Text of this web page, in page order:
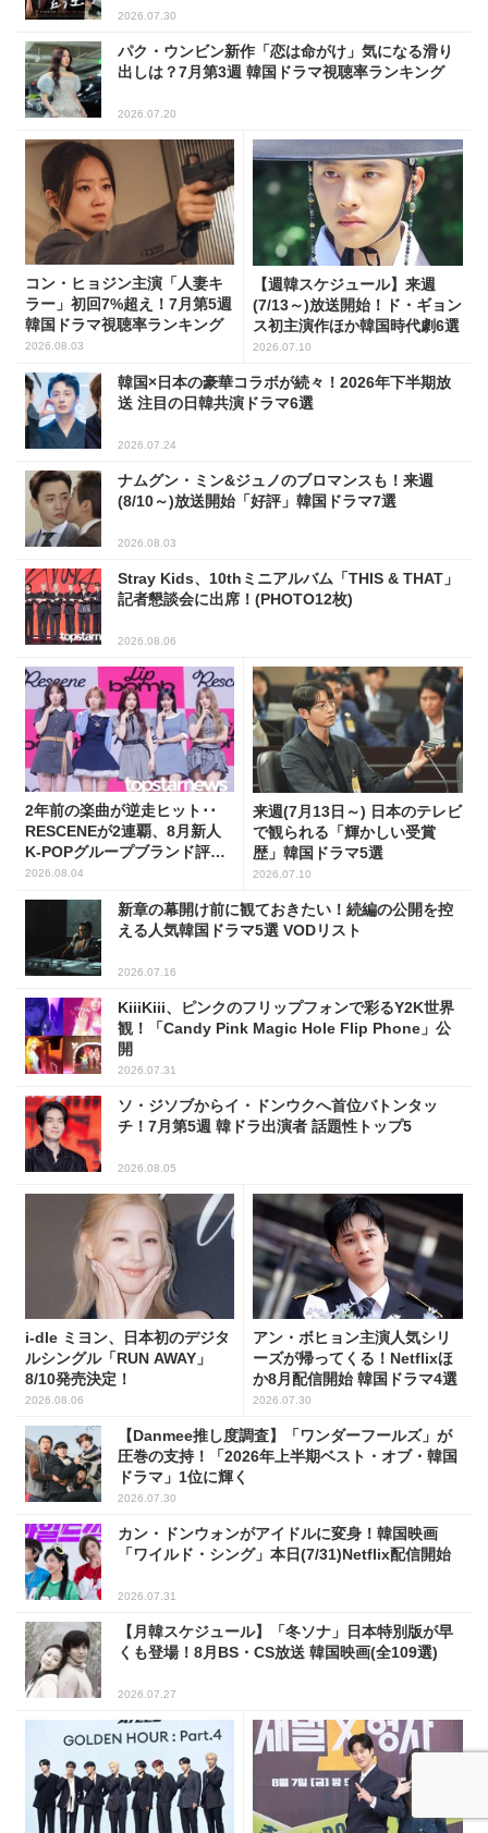
2026.07.30
パク・ウンビン新作「恋は命がけ」気になる滑り
出しは？7月第3週 韓国ドラマ視聴率ランキング
2026.07.20
コン・ヒョジン主演「人妻キ
ラー」初回7%超え！7月第5週
韓国ドラマ視聴率ランキング
2026.08.03
【週韓スケジュール】来週
(7/13～)放送開始！ド・ギョン
ス初主演作ほか韓国時代劇6選
2026.07.10
韓国×日本の豪華コラボが続々！2026年下半期放
送 注目の日韓共演ドラマ6選
2026.07.24
ナムグン・ミン&ジュノのブロマンスも！来週
(8/10～)放送開始「好評」韓国ドラマ7選
2026.08.03
Stray Kids、10thミニアルバム「THIS & THAT」
記者懇談会に出席！(PHOTO12枚)
2026.08.06
2年前の楽曲が逆走ヒット･･
RESCENEが2連覇、8月新人
K-POPグループブランド評判
トップ5
2026.08.04
来週(7月13日～) 日本のテレビ
で観られる「輝かしい受賞
歴」韓国ドラマ5選
2026.07.10
新章の幕開け前に観ておきたい！続編の公開を控
える人気韓国ドラマ5選 VODリスト
2026.07.16
KiiiKiii、ピンクのフリップフォンで彩るY2K世界
観！「Candy Pink Magic Hole Flip Phone」公
開
2026.07.31
ソ・ジソブからイ・ドンウクへ首位バトンタッ
チ！7月第5週 韓ドラ出演者 話題性トップ5
2026.08.05
i-dle ミヨン、日本初のデジタ
ルシングル「RUN AWAY」
8/10発売決定！
2026.08.06
アン・ボヒョン主演人気シリ
ーズが帰ってくる！Netflixほ
か8月配信開始 韓国ドラマ4選
2026.07.30
【Danmee推し度調査】「ワンダーフールズ」が
圧巻の支持！「2026年上半期ベスト・オブ・韓国
ドラマ」1位に輝く
2026.07.30
カン・ドンウォンがアイドルに変身！韓国映画
「ワイルド・シング」本日(7/31)Netflix配信開始
2026.07.31
【月韓スケジュール】「冬ソナ」日本特別版が早
くも登場！8月BS・CS放送 韓国映画(全109選)
2026.07.27